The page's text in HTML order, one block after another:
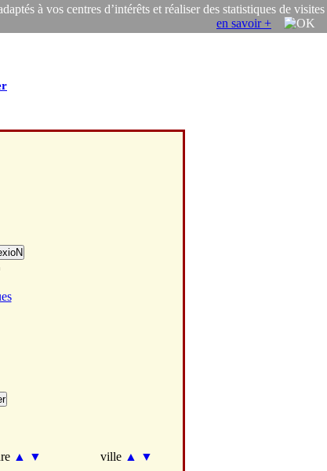
à vos centres d’intérêts et réaliser des statistiques de visites
en savoir +
▲ ▼ ville ▲ ▼